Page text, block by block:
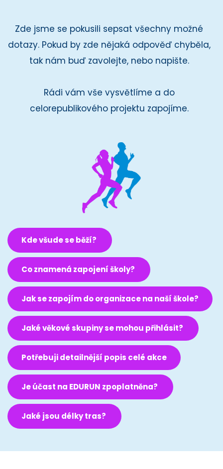
Zde jsme se pokusili sepsat všechny možné
dotazy. Pokud by zde nějaká odpověď chyběla,
tak nám buď zavolejte, nebo napište.
Rádi vám vše vysvětlíme a do
celorepublikového projektu zapojíme.
Kde všude se běží?
Co znamená zapojení školy?
Jak se zapojím do organizace na naší škole?
Jaké věkové skupiny se mohou přihlásit?
Potřebuji detailnější popis celé akce
Je účast na EDURUN zpoplatněna?
Jaké jsou délky tras?